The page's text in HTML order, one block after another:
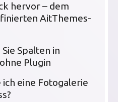
hervor – dem
AitThemes-
Spalten in
Plugin
eine Fotogalerie